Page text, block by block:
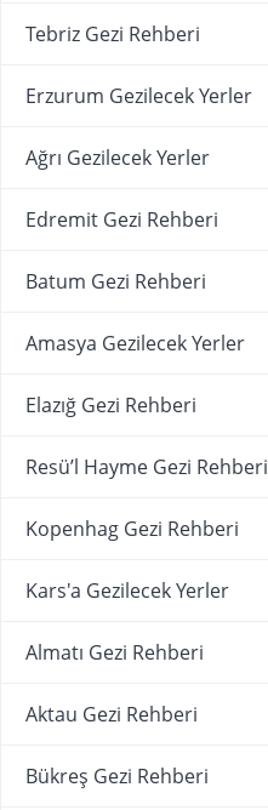
Tebriz Gezi Rehberi
Erzurum Gezilecek Yerler
Ağrı Gezilecek Yerler
Edremit Gezi Rehberi
Batum Gezi Rehberi
Amasya Gezilecek Yerler
Elazığ Gezi Rehberi
Resü’l Hayme Gezi Rehberi
Kopenhag Gezi Rehberi
Kars'a Gezilecek Yerler
Almatı Gezi Rehberi
Aktau Gezi Rehberi
Bükreş Gezi Rehberi